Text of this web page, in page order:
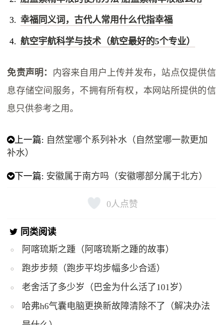
幸福同义词，古代人常用什么代指幸福
航空宇航科学与技术（航空最好的5个专业）
免责声明： 内容来自用户上传并发布，站点仅提供信
息存储空间服务，不拥有所有权，本网站所提供的信
息只供参考之用。
上一篇: 自然堂哪个系列补水（自然堂哪一款更加
补水）
下一篇: 安徽属于南方吗（安徽哪部分属于北方）
0人点赞
同类阅读
阿喀琉斯之踵（阿喀琉斯之踵的故事）
跑步步频（跑步平均步幅多少合适）
老舍活了多少岁（巴金为什么活了101岁）
哈弗h6气囊电脑更换新故障清除不了（解决办法